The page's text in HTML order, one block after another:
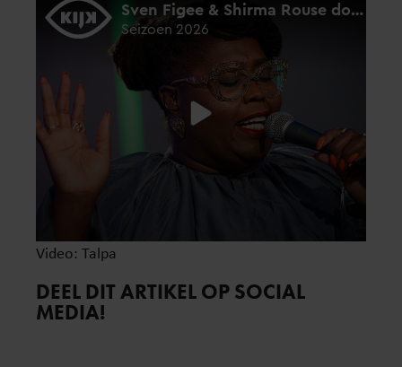
Video: Talpa
DEEL DIT ARTIKEL OP SOCIAL
MEDIA!